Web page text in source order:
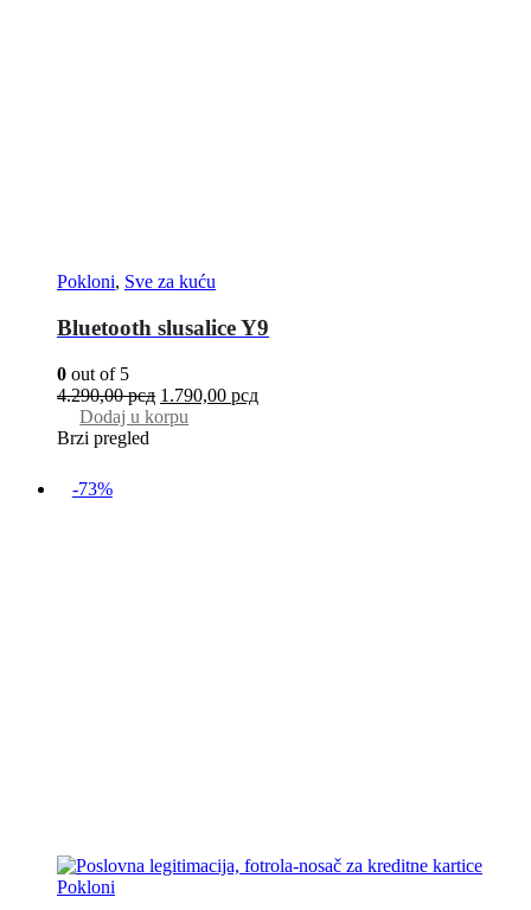
Pokloni, Sve za kuću
Bluetooth slusalice Y9
0 out of 5
4.290,00рсд 1.790,00 рсд
Dodaj u korpu
Brzi pregled
-73%
Pokloni